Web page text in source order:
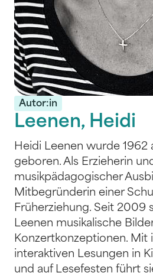
Autor:in
Leenen, Heidi
Heidi Leenen wurde 1962
geboren. Als Erzieherin
musikpädagogischer
Mitbegründerin einer
Früherziehung. Seit 2009
Leenen musikalische
Konzertkonzeptionen. Mit
interaktiven Lesungen in
und auf Lesefesten führt